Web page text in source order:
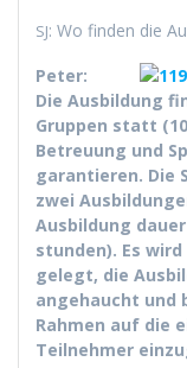
SJ: Wo find­en die
Peter:
Die Aus­bil­dung
Grup­pen statt
Betreu­ung und
garantieren. Die
zwei
Aus­bil­dung
stun­den). Es
gelegt, die
ange­haucht und
Rah­men auf die
Teil­nehmer